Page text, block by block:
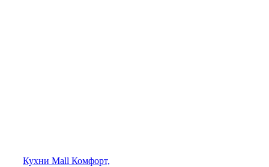
Кухни Mall Комфорт,